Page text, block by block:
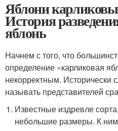
Яблони
История
яблонь
Начнем с того, что
определение «карликовая
некорректным. Исторически
называть представителей
Известные издревле
небольшие размеры. К ним